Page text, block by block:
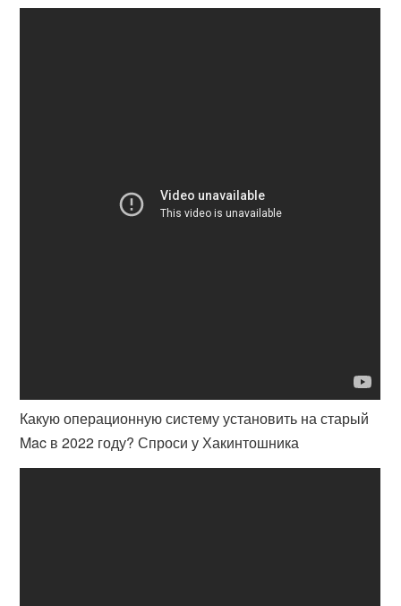
Какую операционную систему установить на старый
Mac в 2022 году? Спроси у Хакинтошника